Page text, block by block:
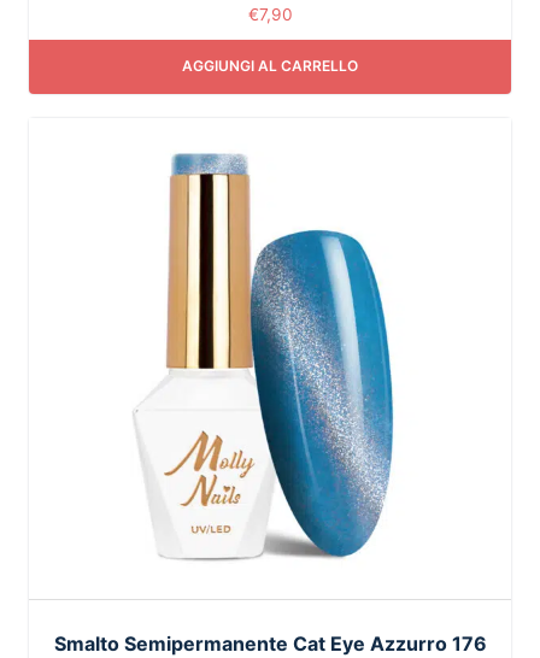
€7,90
AGGIUNGI AL CARRELLO
Smalto Semipermanente Cat Eye Azzurro 176